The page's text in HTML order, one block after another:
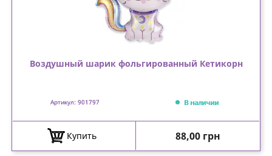
Воздушный шарик фольгированный Кетикорн
Артикул: 901797 В наличии
Купить Цена
88,00 грн